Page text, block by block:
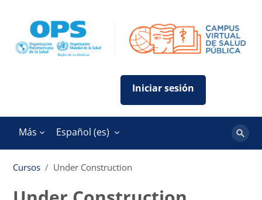
Más Español ‎(es)‎
Buscar
Cursos
Under Construction